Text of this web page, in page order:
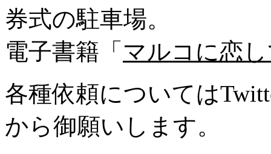
券式の駐車場。
電子書籍「 マルコに恋
各種依頼については
から御願いします。